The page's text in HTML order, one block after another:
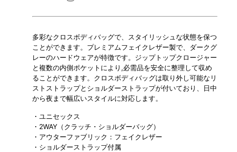
多彩なクロスボディバッグで、スタイリッシュな状態を保つ
ことができます。プレミアムフェイクレザー製で、ダークグ
レーのハードウェアが特徴です。ジップトップクロージャー
と複数の内側ポケットにより,必需品を安全に整理して収め
ることができます。クロスボディバッグは取り外し可能なリ
ストストラップとショルダーストラップが付いており、日中
から夜まで幅広いスタイルに対応します。
・ユニセックス
・ 2WAY（クラッチ・ショルダーバッグ）
・アウターファブリック：フェイクレザー
・ ショルダーストラップ付属